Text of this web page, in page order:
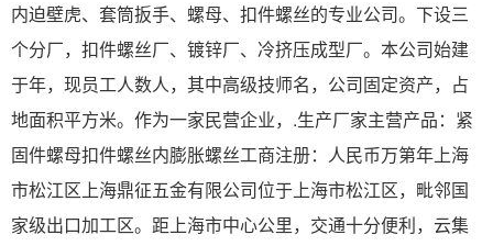
内迫壁虎、套筒扳手、螺母、扣件螺丝的专业公司。下设三
个分厂，扣件螺丝厂、镀锌厂、冷挤压成型厂。本公司始建
于年，现员工人数人，其中高级技师名，公司固定资产，占
地面积平方米。作为一家民营企业，.生产厂家主营产品：紧
固件螺母扣件螺丝内膨胀螺丝工商注册：人民币万第年上海
市松江区上海鼎征五金有限公司位于上海市松江区，毗邻国
家级出口加工区。距上海市中心公里，交通十分便利，云集